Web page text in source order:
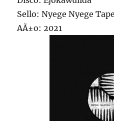
Sello: Nyege Nyege
AÃ±o: 2021